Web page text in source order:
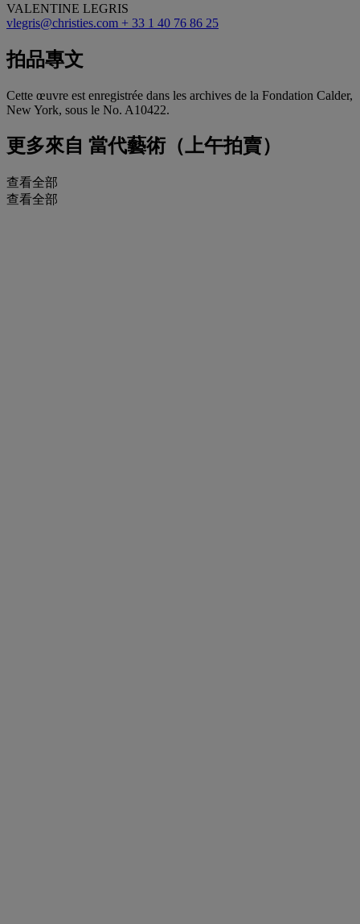
VALENTINE LEGRIS
vlegris@christies.com + 33 1 40 76 86 25
拍品專文
Cette œuvre est enregistrée dans les archives de la Fondation Calder,
New York, sous le No. A10422.
更多來自 當代藝術（上午拍賣）
查看全部
查看全部